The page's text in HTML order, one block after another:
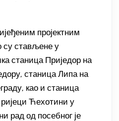
пројектним
су стављене у
станица Приједор на
станица Липа на
као и станица
Ћехотини у
рад од посебног је